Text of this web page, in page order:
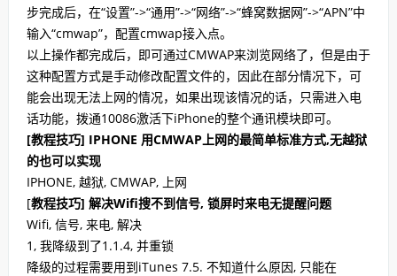
步完成后，在“设置”->“通用”->“网络”->“蜂窝数据网”->“APN”中
输入“cmwap”，配置cmwap接入点。
以上操作都完成后，即可通过CMWAP来浏览网络了，但是由于
这种配置方式是手动修改配置文件的，因此在部分情况下，可
能会出现无法上网的情况，如果出现该情况的话，只需进入电
话功能，拨通10086激活下iPhone的整个通讯模块即可。
[教程技巧] IPHONE 用CMWAP上网的最简单标准方式,无越狱
的也可以实现
IPHONE, 越狱, CMWAP, 上网
[教程技巧] 解决Wifi搜不到信号, 锁屏时来电无提醒问题
Wifi, 信号, 来电, 解决
1, 我降级到了1.1.4, 并重锁
降级的过程需要用到iTunes 7.5. 不知道什么原因, 只能在